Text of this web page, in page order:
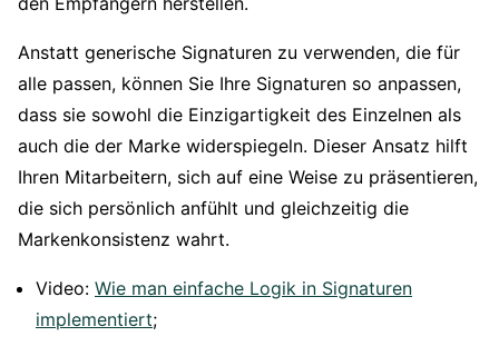
Anstatt generische Signaturen zu verwenden, die für
alle passen, können Sie Ihre Signaturen so anpassen,
dass sie sowohl die Einzigartigkeit des Einzelnen als
auch die der Marke widerspiegeln. Dieser Ansatz hilft
Ihren Mitarbeitern, sich auf eine Weise zu präsentieren,
die sich persönlich anfühlt und gleichzeitig die
Markenkonsistenz wahrt.
Video: Wie man einfache Logik in Signaturen
implementiert;